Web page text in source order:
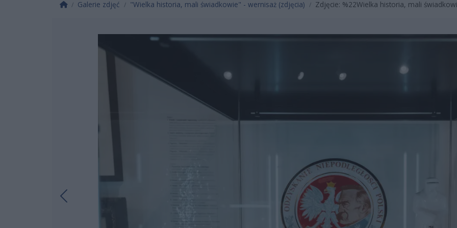
Strona główna
Galerie zdjęć "Wielka historia, mali świadkowie" - wernisaż (zdjęcia) Zdjęcie: %22Wielka historia, mali